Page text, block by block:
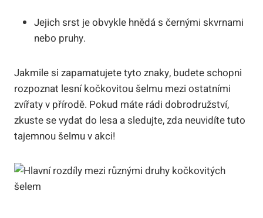
Jejich srst je obvykle hnědá s černými skvrnami
nebo pruhy.
Jakmile si zapamatujete tyto znaky, budete schopni
rozpoznat lesní kočkovitou šelmu mezi ostatními
zvířaty v přírodě. Pokud máte rádi dobrodružství,
zkuste se vydat do lesa a sledujte, zda neuvidíte tuto
tajemnou šelmu v akci!